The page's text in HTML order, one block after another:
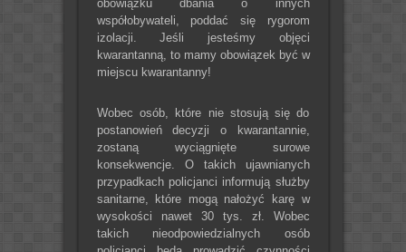
obowiązku dbania o innych
współobywateli, poddać się rygorom
izolacji. Jeśli jesteśmy objęci
kwarantanną, to mamy obowiązek być w
miejscu kwarantanny!
Wobec osób, które nie stosują się do
postanowień decyzji o kwarantannie,
zostaną wyciągnięte surowe
konsekwencje. O takich ujawnianych
przypadkach policjanci informują służby
sanitarne, które mogą nałożyć karę w
wysokości nawet 30 tys. zł. Wobec
takich nieodpowiedzialnych osób